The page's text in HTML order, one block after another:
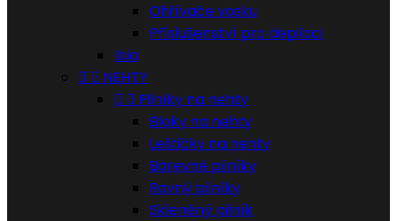
Ohřívače vosku
Příslušenství pro depilaci
Ibio
  NEHTY
  Pilníky na nehty
Bloky na nehty
Leštičky na nehty
Barevné pilníky
Rovný pilníky
Skleněný pilník